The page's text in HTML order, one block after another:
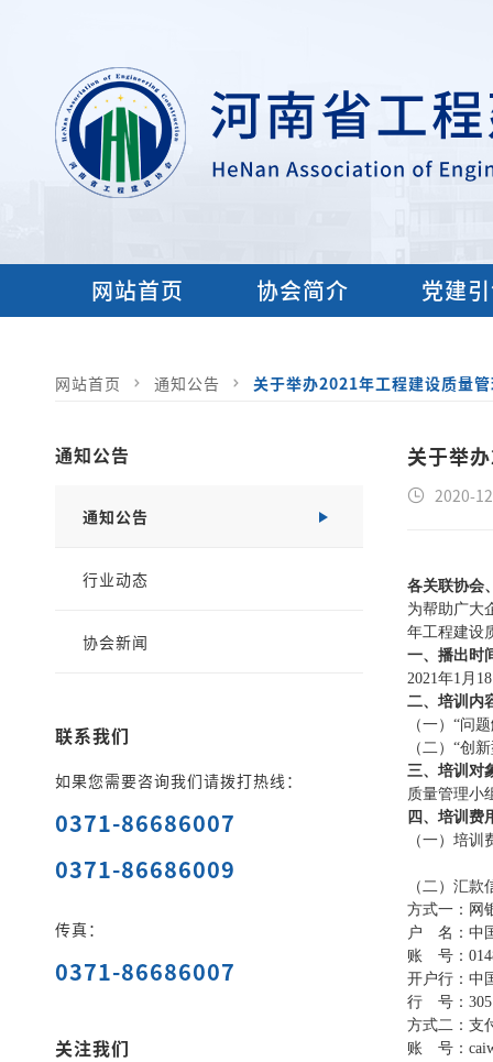
网站首页 协会简介 党建
网站首页 通知公告 关于举办2021年工程建设质量
通知公告
通知公告
行业动态
协会新闻
联系我们
如果您需要咨询我们请拨打热线：
0371-86686007
0371-86686009
传真：
0371-86686007
关注我们
关于举
2020-
各关联协会
为帮助广大
年工程建设
一、播出时
2021年1月
二、培训内
（一）“问
（二）“创
三、培训对
质量管理小
四、培训费
（一）培
（二）汇款
方式一：网
户 名：中
账 号：
开户行：中
行 号：
方式二：支
账 号：